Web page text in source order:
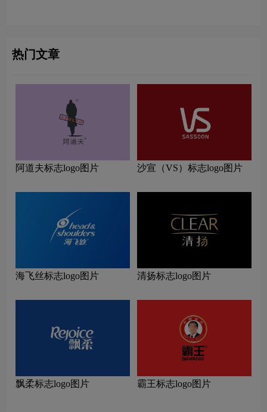
热门文章
阿道夫标志logo图片 沙宣（VS）标志logo图片
海飞丝标志logo图片 清扬标志logo图片
飘柔标志logo图片 霸王标志logo图片